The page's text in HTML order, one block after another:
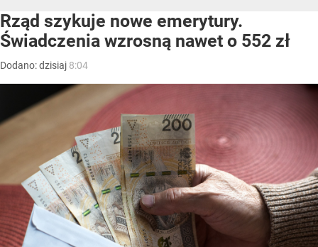
Rząd szykuje nowe emerytury.
Świadczenia wzrosną nawet o 552 zł
Dodano:dzisiaj 8:04